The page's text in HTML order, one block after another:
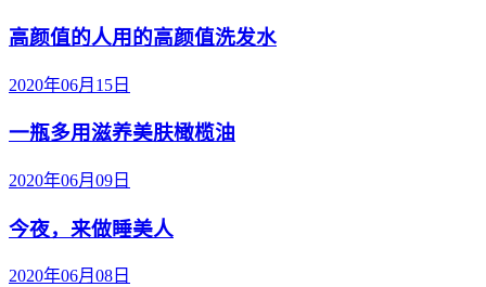
高颜值的人用的高颜值洗发水
2020年06月15日
一瓶多用滋养美肤橄榄油
2020年06月09日
今夜，来做睡美人
2020年06月08日